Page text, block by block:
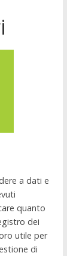
a dati e
quanto
dei
utile per
di